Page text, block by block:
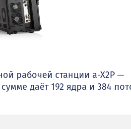
рабочей станции a-X2P —
даёт 192 ядра и 384